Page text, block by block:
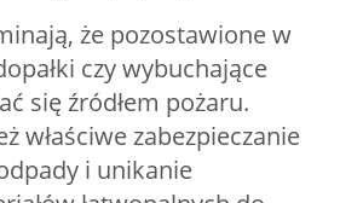
że pozostawione w
czy wybuchające
się źródłem pożaru.
właściwe zabezpieczanie
i unikanie